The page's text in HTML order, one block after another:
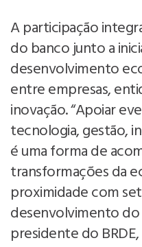
A participação
do banco junto a
desenvolvimento
entre empresas,
inovação. “Apoiar
tecnologia, gestão,
é uma forma de
transformações da
proximidade com
desenvolvimento do
presidente do